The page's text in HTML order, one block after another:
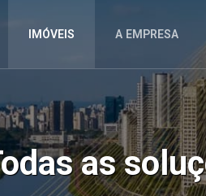
IMÓVEIS A EMPRESA
Todas as